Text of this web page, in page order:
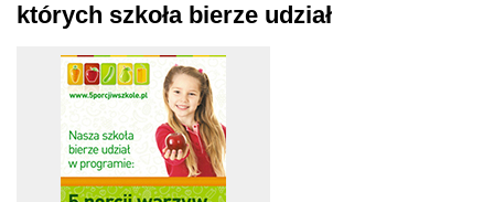
których szkoła bierze udział